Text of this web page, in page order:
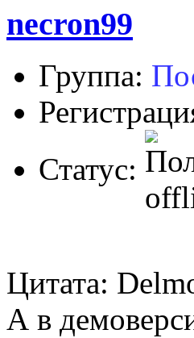
necron99
Группа:
Статус:
Цитата:
А в